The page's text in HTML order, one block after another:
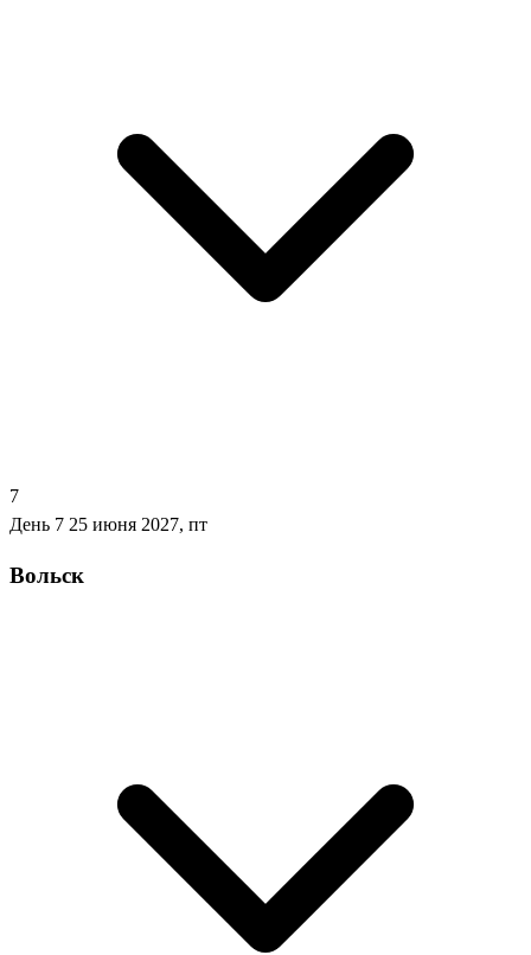
7
День 7 25 июня 2027, пт
Вольск